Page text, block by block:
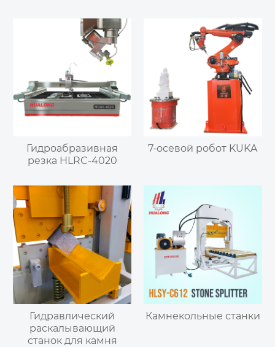
Гидроабразивная
резка HLRC-4020
7-осевой робот KUKA
Гидравлический
раскалывающий
станок для камня
Камнекольные станки